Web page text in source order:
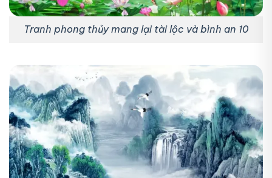
Tranh phong thủy mang lại tài lộc và bình an 10